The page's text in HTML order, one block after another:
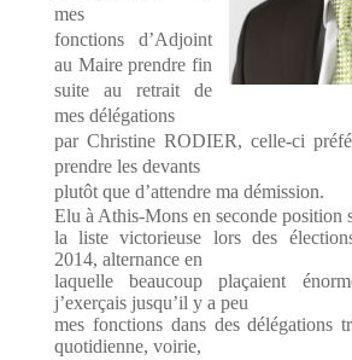
mes
fonctions d’Adjoint
au Maire prendre fin
suite au retrait de
mes délégations
par Christine RODIER, celle-ci
prendre les devants
plutôt que d’attendre ma démission.
Elu à Athis-Mons en seconde position
la liste victorieuse lors des
2014, alternance en
laquelle beaucoup plaçaient
j’exerçais jusqu’il y a peu
mes fonctions dans des délégations
quotidienne, voirie,